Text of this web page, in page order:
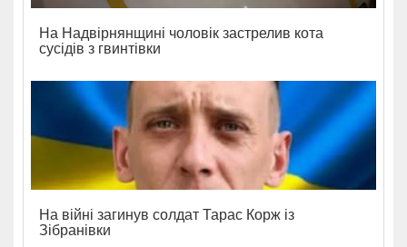
На Надвірнянщині чоловік застрелив кота
сусідів з гвинтівки
На війні загинув солдат Тарас Корж із
Зібранівки